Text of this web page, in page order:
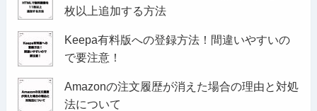
枚以上追加する方法
Keepa有料版への登録方法！間違いやすいの
で要注意！
Amazonの注文履歴が消えた場合の理由と対処
法について